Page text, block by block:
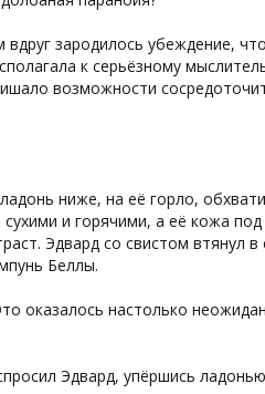
зародилось убеждение,
к серьёзному
возможности
ниже, на её горло,
и горячими, а её кожа
Эдвард со свистом втянул в
Беллы.
оказалось настолько
Эдвард, упёршись